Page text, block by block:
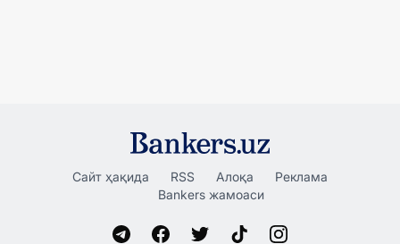
Сайт ҳақида RSS Алоқа
Реклама
Bankers жамоаси